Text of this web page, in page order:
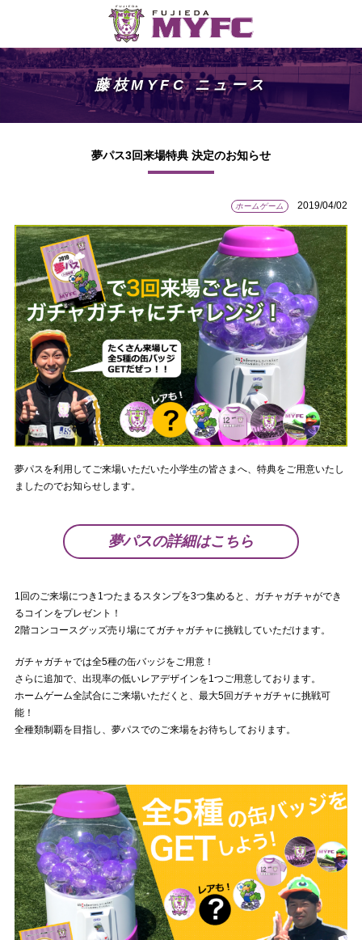
藤枝MYFC ニュース
夢パス3回来場特典 決定のお知らせ
ホームゲーム 2019/04/02
夢パスを利用してご来場いただいた小学生の皆さまへ、特典をご用意いたし
ましたのでお知らせします。
夢パスの詳細はこちら
1回のご来場につき1つたまるスタンプを3つ集めると、ガチャガチャができ
るコインをプレゼント！
2階コンコースグッズ売り場にてガチャガチャに挑戦していただけます。
ガチャガチャでは全5種の缶バッジをご用意！
さらに追加で、出現率の低いレアデザインを1つご用意しております。
ホームゲーム全試合にご来場いただくと、最大5回ガチャガチャに挑戦可
能！
全種類制覇を目指し、夢パスでのご来場をお待ちしております。